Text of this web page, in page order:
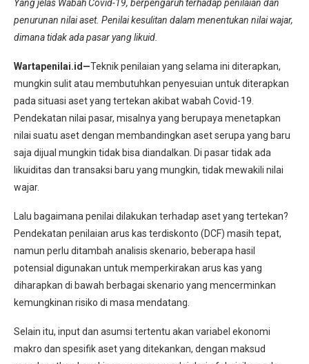
Yang jelas Wabah Covid-19, berpengaruh terhadap penilaian dan
penurunan nilai aset. Penilai kesulitan dalam menentukan nilai wajar,
dimana tidak ada pasar yang likuid.
Wartapenilai.id—Teknik penilaian yang selama ini diterapkan,
mungkin sulit atau membutuhkan penyesuian untuk diterapkan
pada situasi aset yang tertekan akibat wabah Covid-19.
Pendekatan nilai pasar, misalnya yang berupaya menetapkan
nilai suatu aset dengan membandingkan aset serupa yang baru
saja dijual mungkin tidak bisa diandalkan. Di pasar tidak ada
likuiditas dan transaksi baru yang mungkin, tidak mewakili nilai
wajar.
Lalu bagaimana penilai dilakukan terhadap aset yang tertekan?
Pendekatan penilaian arus kas terdiskonto (DCF) masih tepat,
namun perlu ditambah analisis skenario, beberapa hasil
potensial digunakan untuk memperkirakan arus kas yang
diharapkan di bawah berbagai skenario yang mencerminkan
kemungkinan risiko di masa mendatang.
Selain itu, input dan asumsi tertentu akan variabel ekonomi
makro dan spesifik aset yang ditekankan, dengan maksud